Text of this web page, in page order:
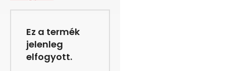
Ez a termék
jelenleg
elfogyott.